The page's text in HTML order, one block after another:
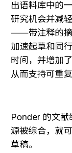
出语料库中的
研究机会并减
——带注释的
加速起草和同
时间，并增加
从而支持可重
Ponder 的文献
源被综合，就
草稿。